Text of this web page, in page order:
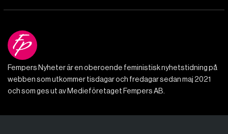
Fempers Nyheter är en oberoende feministisk nyhetstidning på
webben som utkommer tisdagar och fredagar sedan maj 2021
och som ges ut av Medieföretaget Fempers AB.